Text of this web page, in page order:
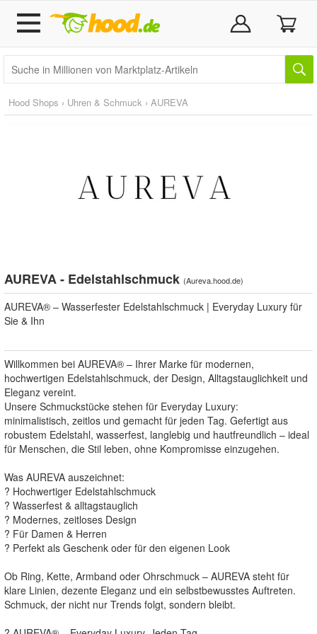
Hood Shops › Uhren & Schmuck › AUREVA
AUREVA - Edelstahlschmuck (Aureva.hood.de)
AUREVA® – Wasserfester Edelstahlschmuck | Everyday Luxury für
Sie & Ihn
Willkommen bei AUREVA® – Ihrer Marke für modernen,
hochwertigen Edelstahlschmuck, der Design, Alltagstauglichkeit und
Eleganz vereint.
Unsere Schmuckstücke stehen für Everyday Luxury:
minimalistisch, zeitlos und gemacht für jeden Tag. Gefertigt aus
robustem Edelstahl, wasserfest, langlebig und hautfreundlich – ideal
für Menschen, die Stil leben, ohne Kompromisse einzugehen.
Was AUREVA auszeichnet:
? Hochwertiger Edelstahlschmuck
? Wasserfest & alltagstauglich
? Modernes, zeitloses Design
? Für Damen & Herren
? Perfekt als Geschenk oder für den eigenen Look
Ob Ring, Kette, Armband oder Ohrschmuck – AUREVA steht für
klare Linien, dezente Eleganz und ein selbstbewusstes Auftreten.
Schmuck, der nicht nur Trends folgt, sondern bleibt.